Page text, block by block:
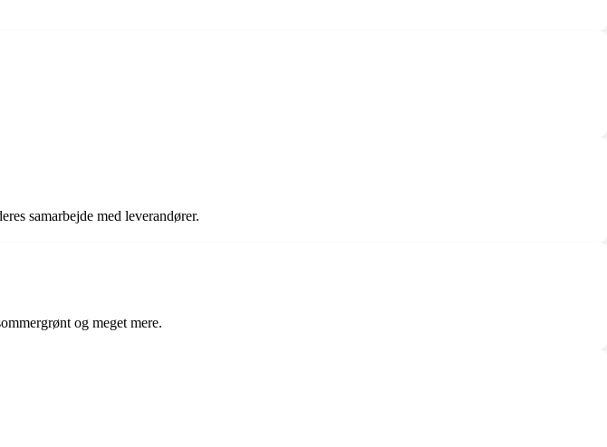
samarbejde med leverandører.
og meget mere.